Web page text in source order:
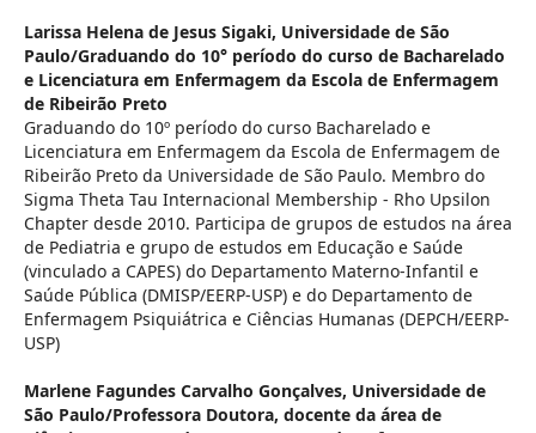
Larissa Helena de Jesus Sigaki, Universidade de São
Paulo/Graduando do 10° período do curso de Bacharelado
e Licenciatura em Enfermagem da Escola de Enfermagem
de Ribeirão Preto
Graduando do 10º período do curso Bacharelado e
Licenciatura em Enfermagem da Escola de Enfermagem de
Ribeirão Preto da Universidade de São Paulo. Membro do
Sigma Theta Tau Internacional Membership - Rho Upsilon
Chapter desde 2010. Participa de grupos de estudos na área
de Pediatria e grupo de estudos em Educação e Saúde
(vinculado a CAPES) do Departamento Materno-Infantil e
Saúde Pública (DMISP/EERP-USP) e do Departamento de
Enfermagem Psiquiátrica e Ciências Humanas (DEPCH/EERP-
USP)
Marlene Fagundes Carvalho Gonçalves, Universidade de
São Paulo/Professora Doutora, docente da área de